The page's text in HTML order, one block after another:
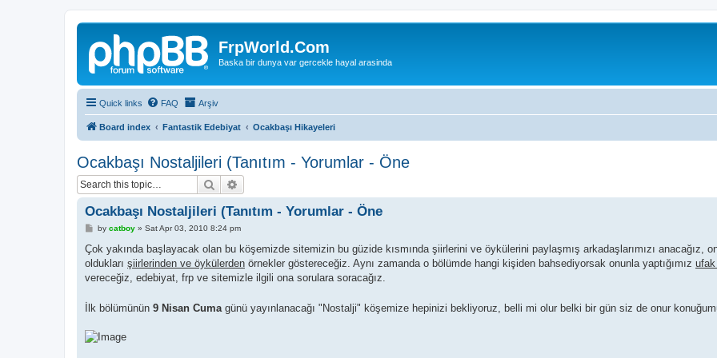
FrpWorld.Com
Baska bir dunya var gercekle hayal arasinda
Quick links FAQ Arşiv
Board index Fantastik Edebiyat Ocakbaşı Hikayeleri
Ocakbaşı Nostaljileri (Tanıtım - Yorumlar - Öne
Search
Ocakbaşı Nostaljileri (Tanıtım - Yorumlar - Öne
P
s
by catboy» Sat Apr 03, 2010 8:24 pm
Çok yakında başlayacak olan bu köşemizde sitemizin bu güzide kısmında şiirlerini ve öykülerini paylaşmış arkadaşlarımızı anacağız,
oldukları şiirlerinden ve öykülerden örnekler göstereceğiz. Aynı zamanda o bölümde hangi kişiden bahsediyorsak onunla yaptığımız
vereceğiz, edebiyat, frp ve sitemizle ilgili ona sorulara soracağız.
İlk bölümünün 9 Nisan Cuma günü yayınlanacağı "Nostalji" köşemize hepinizi bekliyoruz, belli mi olur belki bir gün siz de onur